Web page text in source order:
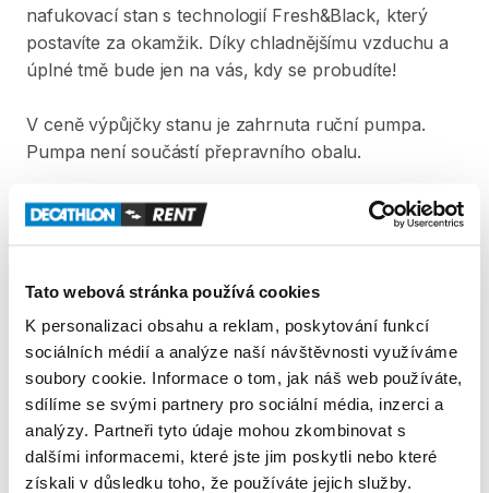
Tato webová stránka používá cookies
K personalizaci obsahu a reklam, poskytování funkcí
sociálních médií a analýze naší návštěvnosti využíváme
soubory cookie. Informace o tom, jak náš web používáte,
sdílíme se svými partnery pro sociální média, inzerci a
analýzy. Partneři tyto údaje mohou zkombinovat s
dalšími informacemi, které jste jim poskytli nebo které
získali v důsledku toho, že používáte jejich služby.
nafukovací stan s technologií Fresh&Black​​​​​,​ který
postavíte za okamžik. Díky chladnějšímu vzduchu a
úplné tmě bude jen na vás​​​​​,​ kdy se probudíte!
V ceně výpůjčky stanu je zahrnuta ruční pumpa.
Pumpa není součástí přepravního obalu.
Produkt v obchodě
Pravidla Decathlon Rent
PODMÍNKY
Podmínky pronájmu
ZÁLOHA A SLEVA Z PŮJČKY